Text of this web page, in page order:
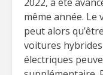
même année. Le
peut alors
voitures
électriques